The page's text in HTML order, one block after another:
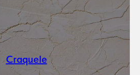
Craquele